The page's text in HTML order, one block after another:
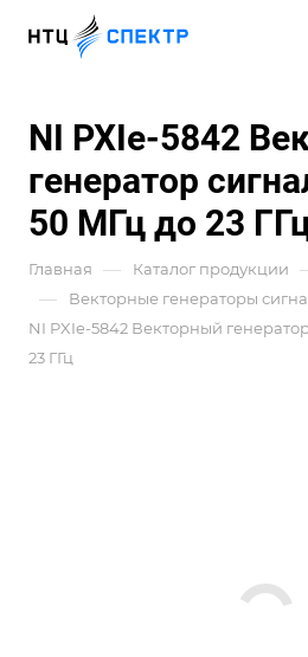
NI PXIe-5842
генератор
50 МГц до 23
Главная — Каталог продукции
— Векторные генераторы
NI PXIe-5842 Векторный
23 ГГц